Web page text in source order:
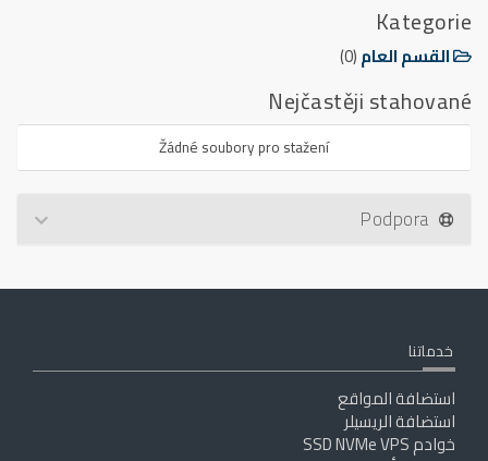
Kategorie
القسم العام(0)
Nejčastěji stahované
Žádné soubory pro stažení
خدماتنا
استضافة المواقع
استضافة الريسيلر
خوادم SSD NVMe VPS